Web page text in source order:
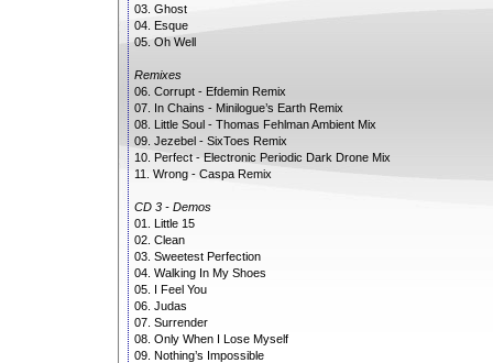
03. Ghost
04. Esque
05. Oh Well
Remixes
06. Corrupt - Efdemin Remix
07. In Chains - Minilogue’s Earth Remix
08. Little Soul - Thomas Fehlman Ambient Mix
09. Jezebel - SixToes Remix
10. Perfect - Electronic Periodic Dark Drone Mix
11. Wrong - Caspa Remix
CD 3 - Demos
01. Little 15
02. Clean
03. Sweetest Perfection
04. Walking In My Shoes
05. I Feel You
06. Judas
07. Surrender
08. Only When I Lose Myself
09. Nothing’s Impossible